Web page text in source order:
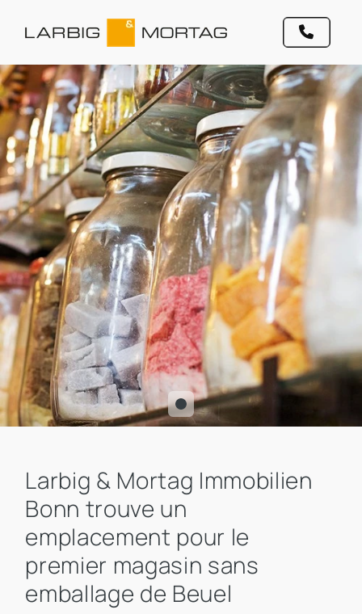
Larbig & Mortag Immobilien
Bonn trouve un
emplacement pour le
premier magasin sans
emballage de Beuel